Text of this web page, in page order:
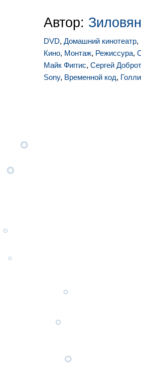
Автор:
DVD, Домашний кинотеатр,
Кино, Монтаж, Режиссура,
Майк Фиггис, Сергей
Sony, Временной код,